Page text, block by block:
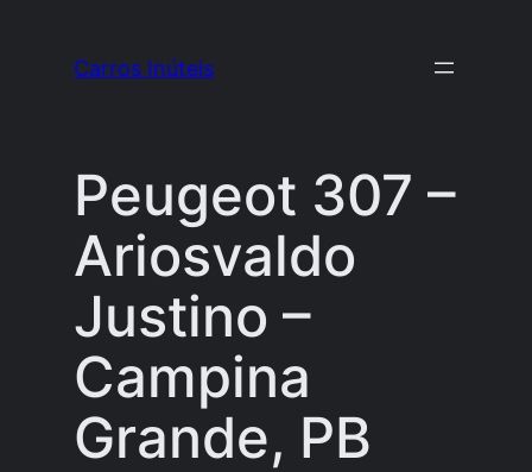
Carros Inúteis
Peugeot 307 –
Ariosvaldo
Justino –
Campina
Grande, PB